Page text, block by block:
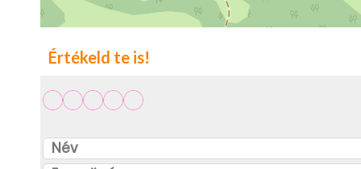
Értékeld te is!